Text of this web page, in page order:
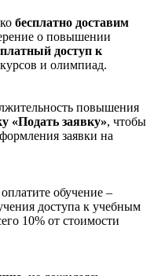
бесплатно доставим
о повышении
доступ к
и олимпиад.
повышения
«Подать заявку», чтобы
заявки на
обучение –
доступа к учебным
10% от стоимости